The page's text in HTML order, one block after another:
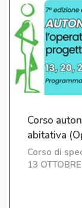
Corso
abitativa
Corso di
13